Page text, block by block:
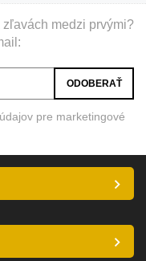
medzi prvými?
pre marketingové